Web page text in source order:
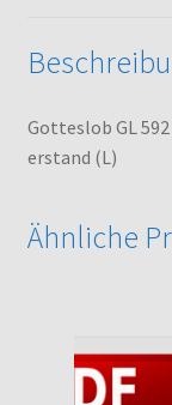
Menge
Gotteslob GL
erstand (L)
Ähnliche